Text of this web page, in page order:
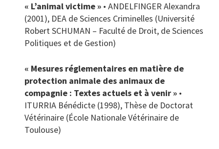
« L’animal victime » • ANDELFINGER Alexandra
(2001), DEA de Sciences Criminelles (Université
Robert SCHUMAN – Faculté de Droit, de Sciences
Politiques et de Gestion)
« Mesures réglementaires en matière de
protection animale des animaux de
compagnie : Textes actuels et à venir » •
ITURRIA Bénédicte (1998), Thèse de Doctorat
Vétérinaire (École Nationale Vétérinaire de
Toulouse)